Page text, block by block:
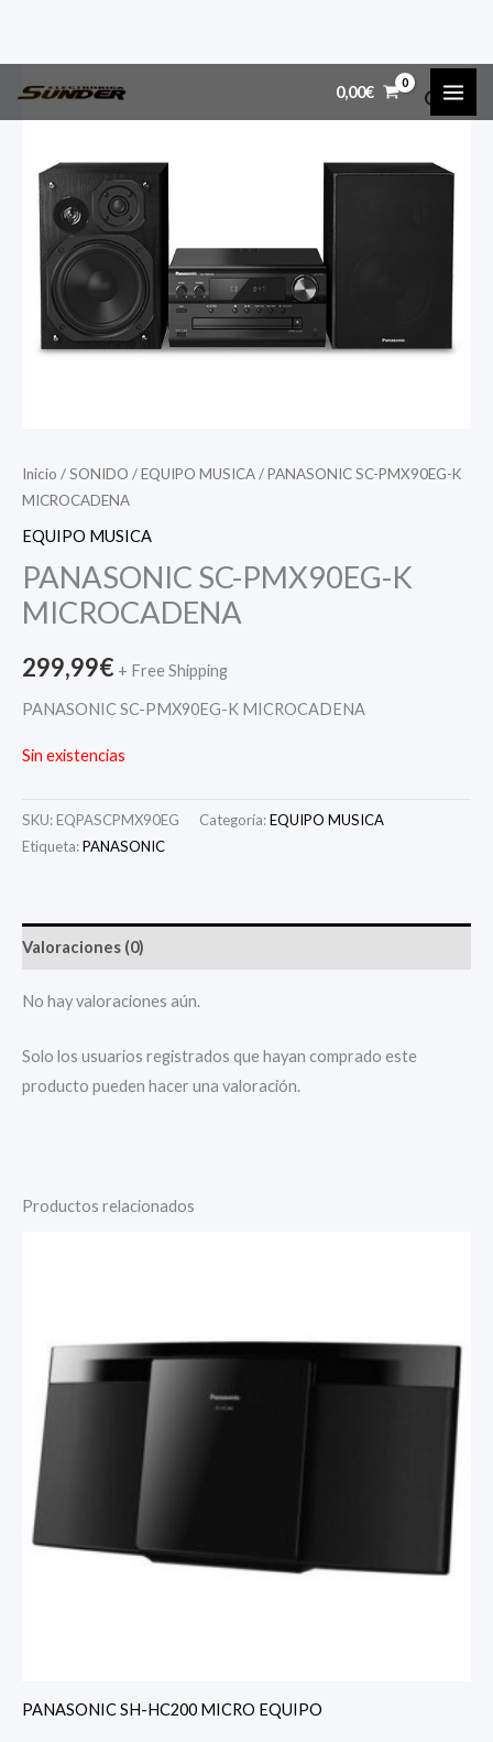
0,00€
Inicio /SONIDO /EQUIPO MUSICA/ PANASONIC SC-PMX90EG-K
MICROCADENA
EQUIPO MUSICA
PANASONIC SC-PMX90EG-K
MICROCADENA
299,99€ + Free Shipping
PANASONIC SC-PMX90EG-K MICROCADENA
Sin existencias
SKU: EQPASCPMX90EG Categoría:EQUIPO MUSICA
Etiqueta:PANASONIC
Valoraciones (0)
No hay valoraciones aún.
Solo los usuarios registrados que hayan comprado este
producto pueden hacer una valoración.
Productos relacionados
PANASONIC SH-HC200 MICRO EQUIPO